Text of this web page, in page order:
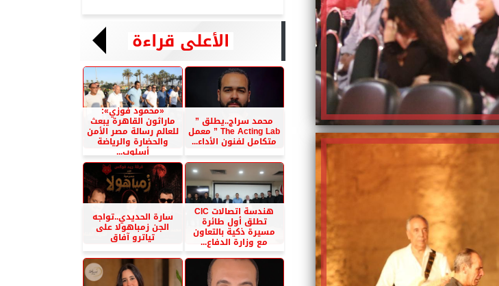
الأعلى قراءة
محمد سراج..يطلق ”
The Acting Lab ” معمل
متكامل لفنون الأداء...
«محمود فوزي»:
ماراثون القاهرة يبعث
للعالم رسالة مصر الأمن
والحضارة والرياضة
أسلوب...
هندسة اتصالات CIC
تطلق أول طائرة
مسيرة ذكية بالتعاون
مع وزارة الدفاع...
سارة الحديدي..تواجه
الجن زمباهولا على
تياترو آفاق